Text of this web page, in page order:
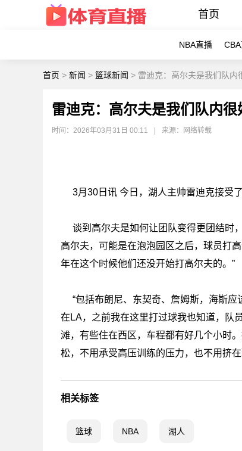
首页
NBA直播
首页 > 新闻 > 篮球新闻 > 雷迪克：高尔夫是我们队内
雷迪克：高尔夫是我们队内
时间：2026年03月31日 00:11 来源：网络转载
3月30日讯 今日，湖人主帅雷迪克接受了
谈到高尔夫是如何让团队变得更团结时
高尔夫，可能是在泡泡园区之后，球员打
年在这个时候他们还没开始打高尔夫的。”
“包括布朗尼、东契奇、詹姆斯，海斯
在LA，之前我在这里打过球我也知道，队
滩，有些住在西区，车程都有好几个小时
松，不用承受高压训练的压力，也不用挤
相关标签
篮球 NBA 湖人